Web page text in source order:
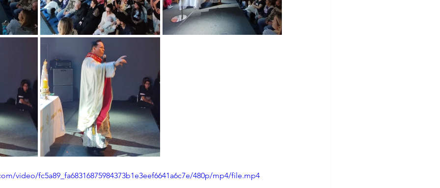
video/fc5a89_fa68316875984373b1e3eef6641a6c7e/480p/mp4/file.mp4